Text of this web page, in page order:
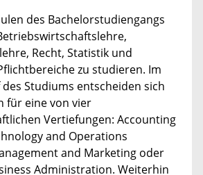
des Bachelorstudiengangs
Recht, Statistik und
zu studieren. Im
Studiums entscheiden sich
für eine von vier
Vertiefungen: Accounting
and Operations
and Marketing oder
Administration. Weiterhin